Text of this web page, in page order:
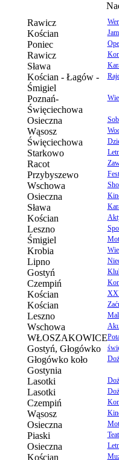
Rawicz
Kościan
Poniec
Rawicz
Sława
Kościan - Łagów -
Śmigiel
Poznań-
Święciechowa
Osieczna
Wąsosz
Święciechowa
Starkowo
Racot
Przybyszewo
Wschowa
Osieczna
Sława
Kościan
Leszno
Śmigiel
Krobia
Lipno
Gostyń
Czempiń
Kościan
Kościan
Leszno
Wschowa
WŁOSZAKOWICE
Gostyń, Głogówko
Głogówko koło
Gostynia
Lasotki
Lasotki
Czempiń
Wąsosz
Osieczna
Piaski
Osieczna
Kościan